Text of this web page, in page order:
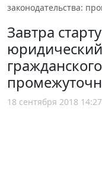
законодательства:
Завтра
18 сентября 2018 14:27